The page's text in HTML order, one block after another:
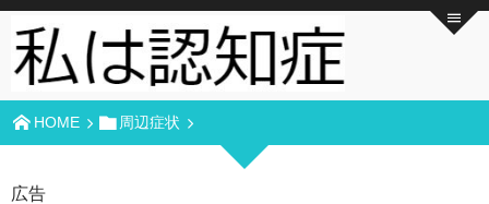
HOME 周辺症状
広告